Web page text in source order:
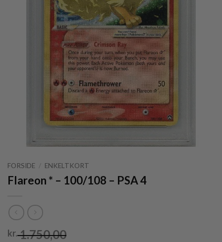
FORSIDE / ENKELTKORT
Flareon * – 100/108 – PSA 4
kr.1.750,00